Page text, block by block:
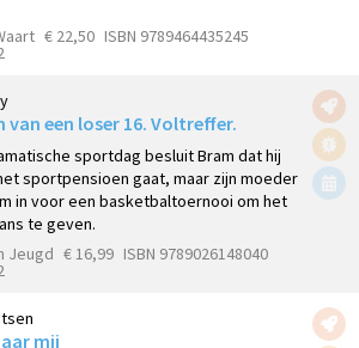
€ 22,50 ISBN 9789464435245
van een loser 16. Voltreffer.
sportdag besluit Bram dat hij
sportpensioen gaat, maar zijn moeder
in voor een basketbaltoernooi om het
te geven.
Jeugd € 16,99 ISBN 9789026148040
mij